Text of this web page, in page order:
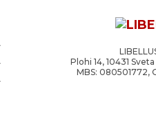
Plohi 14, 10431
MBS: 080501772,